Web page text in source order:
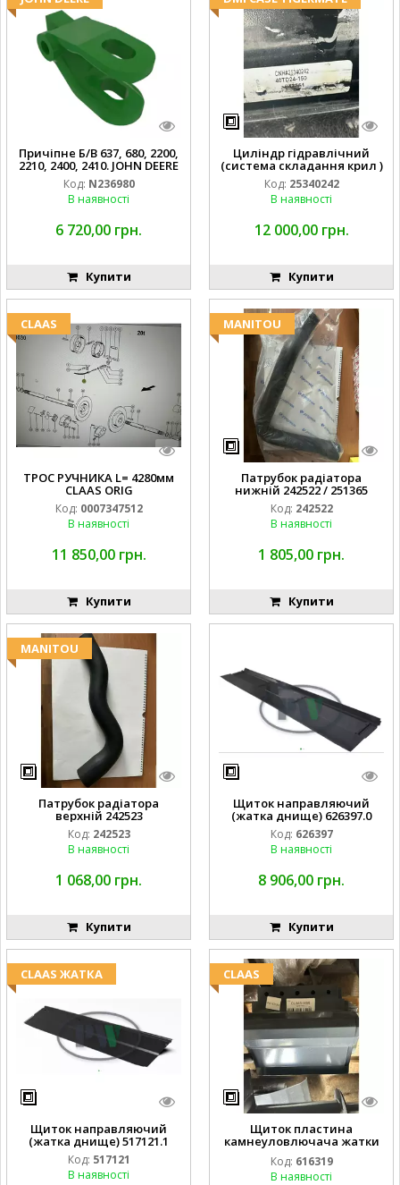
Причіпне Б/В 637, 680, 2200,
2210, 2400, 2410. JOHN DEERE
Код: N236980
В наявності
6 720,00 грн.
Купити
Циліндр гідравлічний
(система складання крил )
Код: 25340242
В наявності
12 000,00 грн.
Купити
CLAAS
ТРОС РУЧНИКА L= 4280мм
CLAAS ORIG
Код: 0007347512
В наявності
11 850,00 грн.
Купити
MANITOU
Патрубок радіатора
нижній 242522 / 251365
Код: 242522
В наявності
1 805,00 грн.
Купити
MANITOU
Патрубок радіатора
верхній 242523
Код: 242523
В наявності
1 068,00 грн.
Купити
Щиток направляючий
(жатка днище) 626397.0
Код: 626397
В наявності
8 906,00 грн.
Купити
CLAAS ЖАТКА
Щиток направляючий
(жатка днище) 517121.1
Код: 517121
В наявності
CLAAS
Щиток пластина
камнеуловлючача жатки
FLEX CAT CLAAS
Код: 616319
В наявності